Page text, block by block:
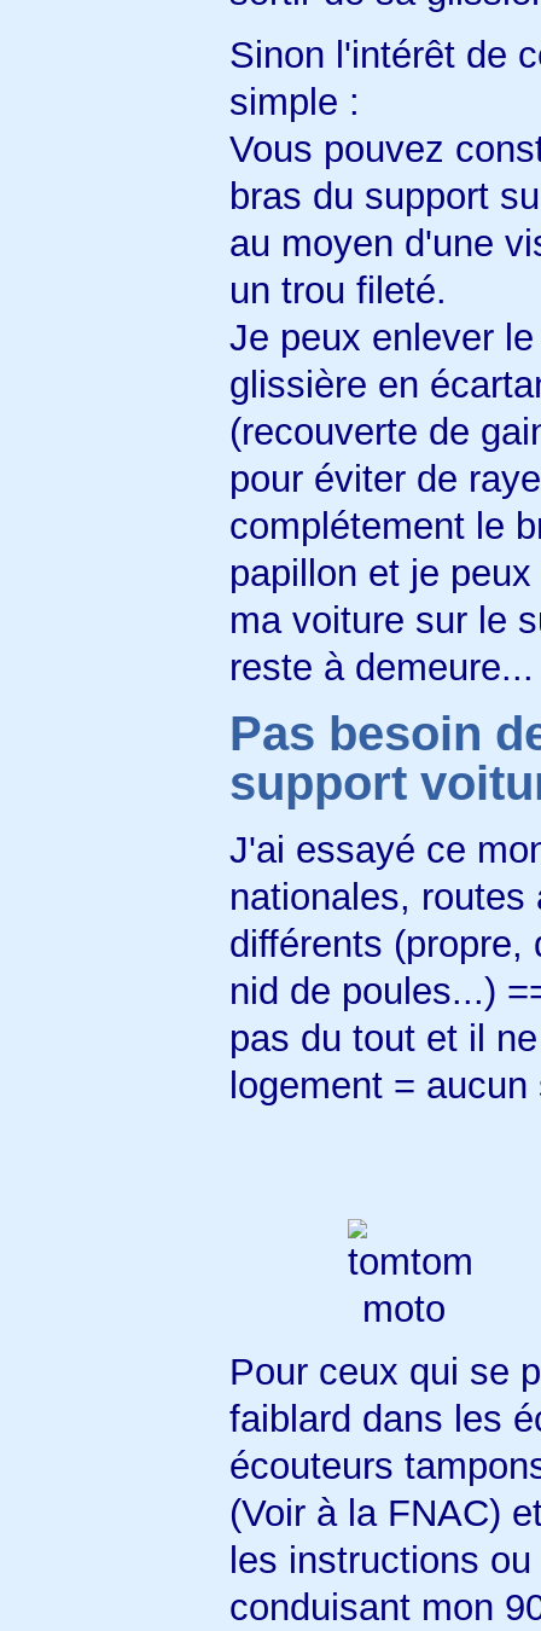
Sinon l'intérêt de
simple :
Vous pouvez
bras du support
au moyen d'une
un trou fileté.
Je peux enlever
glissière en
(recouverte de
pour éviter de
complétement le
papillon et je
ma voiture sur le
reste à demeure...
Pas besoin
support
J'ai essayé ce
nationales,
différents (propre,
nid de poules...)
pas du tout et il
logement =
Pour ceux qui se
faiblard dans les
écouteurs
(Voir à la FNAC)
les instructions
conduisant mon